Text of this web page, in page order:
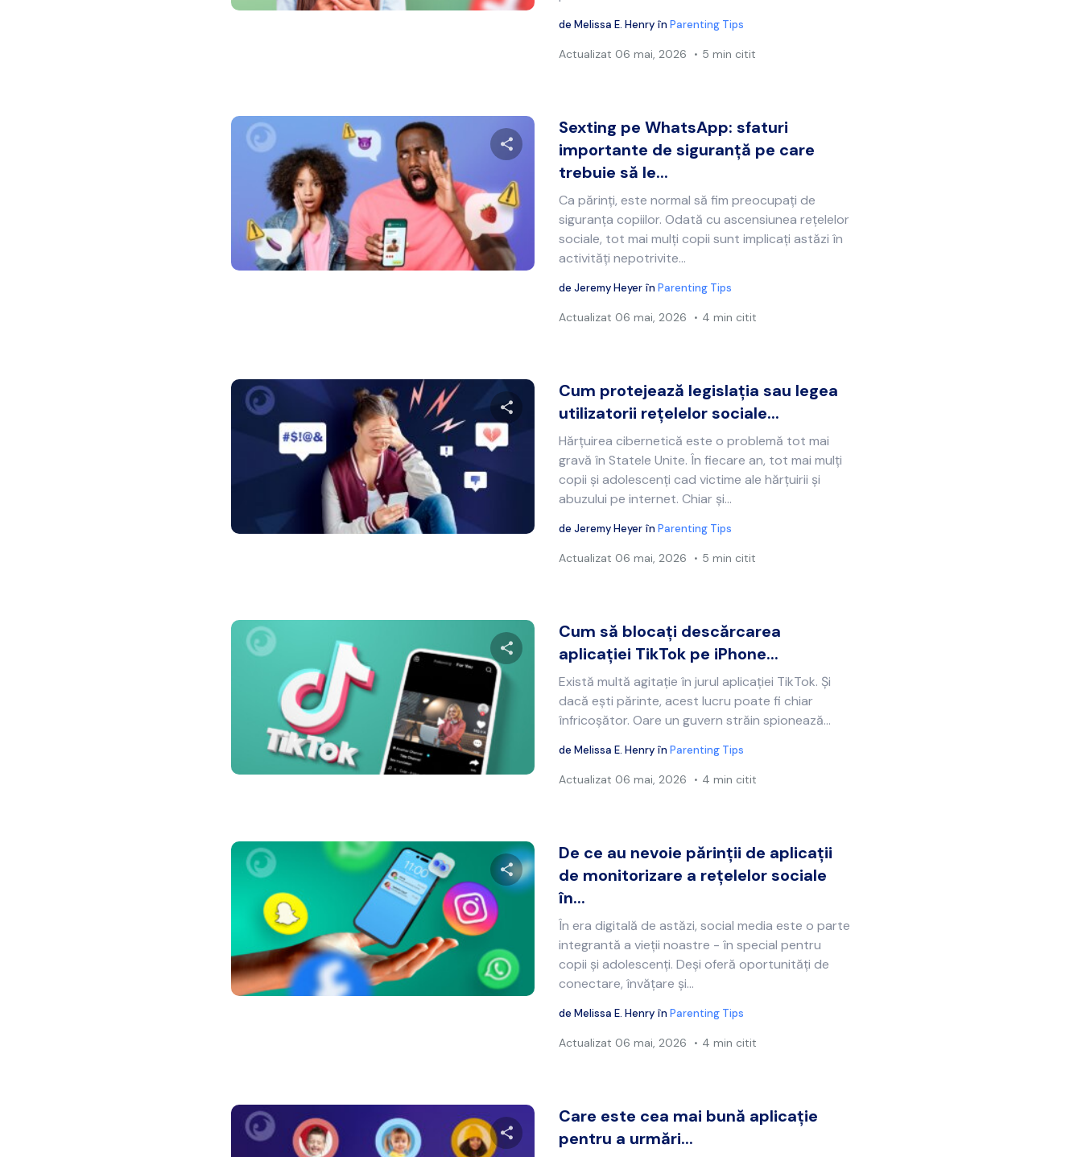
deMelissa E. Henry înParenting Tips
Actualizat 06 mai, 2026 5 min citit
Distribuie acest articol
Twitter Facebook Copiați linkul
Sexting pe WhatsApp: sfaturi
importante de siguranță pe care
trebuie să le...
Ca părinți, este normal să fim preocupați de
siguranța copiilor. Odată cu ascensiunea rețelelor
sociale, tot mai mulți copii sunt implicați astăzi în
activități nepotrivite...
deJeremy Heyer înParenting Tips
Actualizat 06 mai, 2026 4 min citit
Distribuie acest articol
Cum protejează legislația sau legea
utilizatorii rețelelor sociale...
Hărțuirea cibernetică este o problemă tot mai
gravă în Statele Unite. În fiecare an, tot mai mulți
copii și adolescenți cad victime ale hărțuirii și
abuzului pe internet. Chiar și...
deJeremy Heyer înParenting Tips
Actualizat 06 mai, 2026 5 min citit
Distribuie acest articol
Facebook Copiați linkul
Cum să blocați descărcarea
aplicației TikTok pe iPhone...
Există multă agitație în jurul aplicației TikTok. Și
dacă ești părinte, acest lucru poate fi chiar
înfricoșător. Oare un guvern străin spionează...
deMelissa E. Henry înParenting Tips
Actualizat 06 mai, 2026 4 min citit
Distribuie acest articol
Twitter Facebook Copiați linkul
De ce au nevoie părinții de aplicații
de monitorizare a rețelelor sociale
în...
În era digitală de astăzi, social media este o parte
integrantă a vieții noastre - în special pentru
copii și adolescenți. Deși oferă oportunități de
conectare, învățare și...
deMelissa E. Henry înParenting Tips
Actualizat 06 mai, 2026 4 min citit
Care este cea mai bună aplicație
pentru a urmări...